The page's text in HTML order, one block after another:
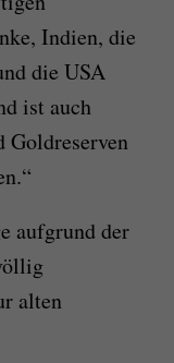
Indien, die
die USA
ist auch
Goldreserven
aufgrund der
alten